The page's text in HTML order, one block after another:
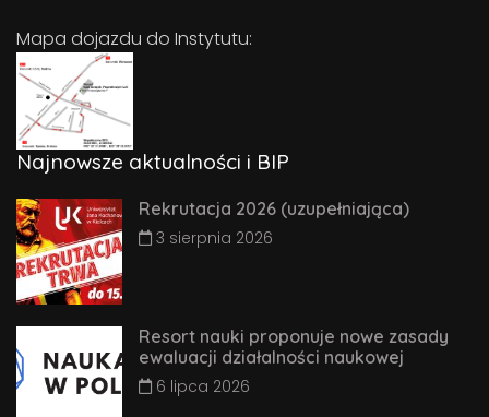
Mapa dojazdu do Instytutu:
Najnowsze aktualności i BIP
Rekrutacja 2026 (uzupełniająca)
3 sierpnia 2026
Resort nauki proponuje nowe zasady
ewaluacji działalności naukowej
6 lipca 2026